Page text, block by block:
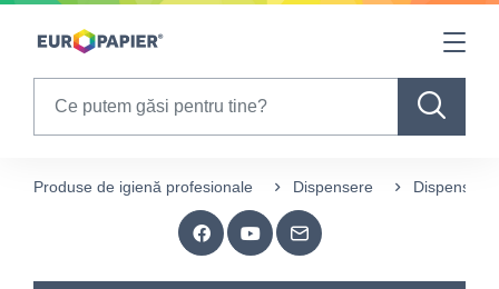
Table Of Content
Produse de igienă profesionale Dispensere Dispensere